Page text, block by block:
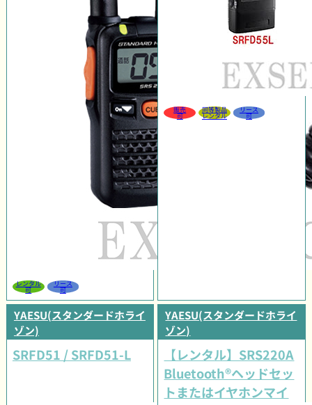
レンタル
可
リース
可
販売
可
同等製品
レンタル
リース
可
YAESU(スタンダードホライ
ゾン)
SRFD51 / SRFD51-L
YAESU(スタンダードホライ
ゾン)
【レンタル】SRS220A
Bluetooth®ヘッドセッ
トまたはイヤホンマイ